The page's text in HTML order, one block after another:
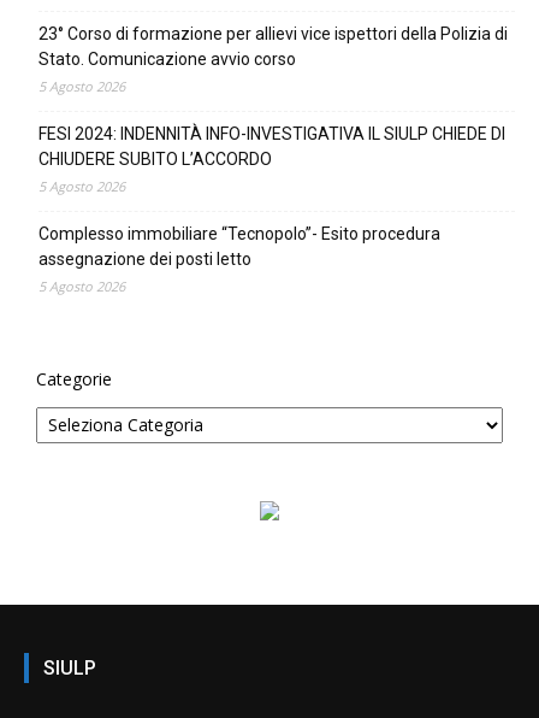
23° Corso di formazione per allievi vice ispettori della Polizia di
Stato. Comunicazione avvio corso
5 Agosto 2026
FESI 2024: INDENNITÀ INFO-INVESTIGATIVA IL SIULP CHIEDE DI
CHIUDERE SUBITO L’ACCORDO
5 Agosto 2026
Complesso immobiliare “Tecnopolo”- Esito procedura
assegnazione dei posti letto
5 Agosto 2026
Categorie
SIULP